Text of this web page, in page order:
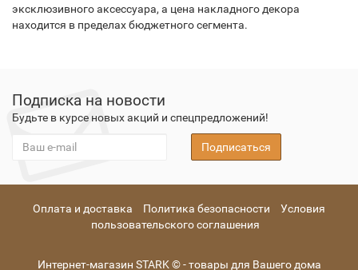
эксклюзивного аксессуара, а цена накладного декора
находится в пределах бюджетного сегмента.
Подписка на новости
Будьте в курсе новых акций и спецпредложений!
Подписаться
Оплата и доставка Политика безопасности
Условия
пользовательского соглашения
Интернет-магазин STARK © - товары для Вашего дома